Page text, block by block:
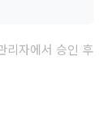
리자에서 승인 후